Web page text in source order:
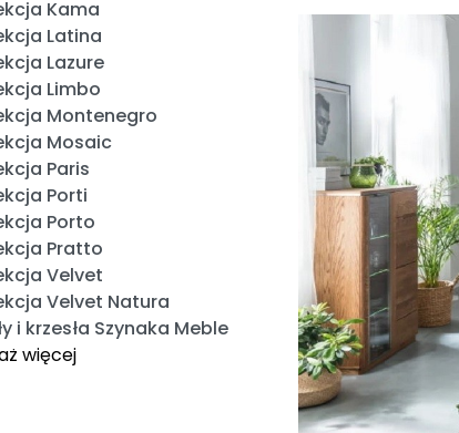
Kama
Latina
Lazure
Limbo
Montenegro
Mosaic
Paris
Porti
Porto
Pratto
Velvet
Velvet Natura
i krzesła Szynaka Meble
więcej